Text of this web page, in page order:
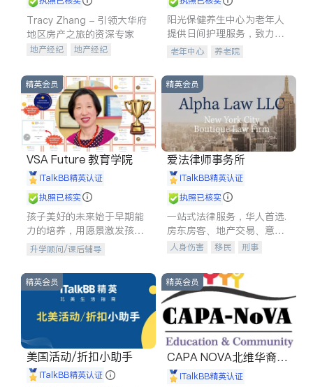
Tracy Zhang - 引领大华府
地区房产之旅的资深专家
地产经纪
地产经纪
商铺租售
开发商建商
阳光保健养生中心为老年人
提供日间护理服务，致力于
通过持续的护理创新来有效
老年中心 养老院
精英会员
VSA Future 教育学院
iTalkBB精英认证
执照已核实
孩子美好的未来始于早期能
力的培养，用愿景激发孩子
的学习潜力和动力。理念：
拥有成长型心态是成功的基
石。
升学顾问/课后辅导
精英会员
爱法律师事务所
iTalkBB精英认证
执照已核实
一站式法律服务，华人首选.
房东房客、地产交易、意外
伤害、车祸重伤、商业诉
建筑合同、刑事案件全包办
人身伤害 移民
刑事
信托/遗嘱
商业
索赔
律师-其它 保释
精英会员
美国活动/折扣小助手
iTalkBB精英认证
精英会员
CAPA NOVA北维华裔家
长会iTalkBB精英认证